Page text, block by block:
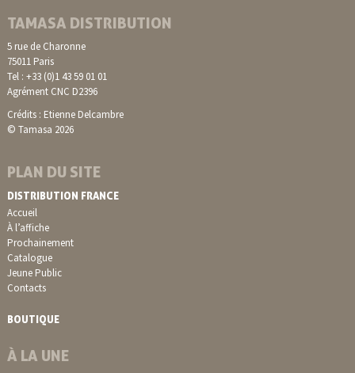
TAMASA DISTRIBUTION
5 rue de Charonne
75011 Paris
Tel : +33 (0)1 43 59 01 01
Agrément CNC D2396
Crédits : Etienne Delcambre
© Tamasa 2026
PLAN DU SITE
DISTRIBUTION FRANCE
Accueil
À l’affiche
Prochainement
Catalogue
Jeune Public
Contacts
BOUTIQUE
À LA UNE